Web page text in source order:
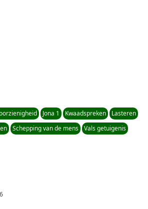
Jona 1 Kwaadspreken
Lasteren
Schepping van de mens
Vals getuigenis